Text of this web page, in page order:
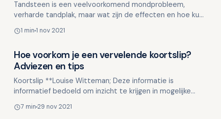
Tandsteen is een veelvoorkomend mondprobleem,
verharde tandplak, maar wat zijn de effecten en hoe kun
1 min 1 nov 2021
Mondgezondheid in relatie tot algehele gezondheid
Hoe voorkom je een vervelende koortslip?
Adviezen en tips
Koortslip **Louise Witteman; Deze informatie is
informatief bedoeld om inzicht te krijgen in mogelijke
bedoeld…
7 min 29 nov 2021